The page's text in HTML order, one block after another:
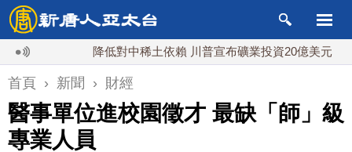
降低對中稀土依賴 川普宣布礦業投資20億美元 中
首頁 › 新聞 › 財經
醫事單位進校園徵才 最缺「師」級
專業人員